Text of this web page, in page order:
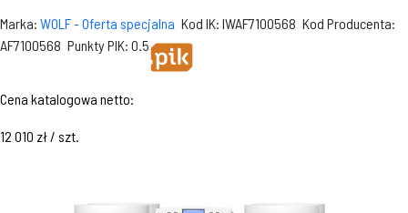
Marka: WOLF - Oferta specjalna Kod IK: IWAF7100568 Kod Producenta:
AF7100568 Punkty PIK: 0.5
Cena katalogowa netto:
12 010 zł / szt.